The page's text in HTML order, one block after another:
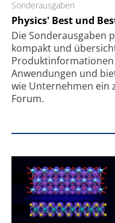
Sonderausgaben
Physics' Best und
Die Sonder­ausgaben
kompakt und
Anwendungen und
wie Unternehmen ein
Forum.